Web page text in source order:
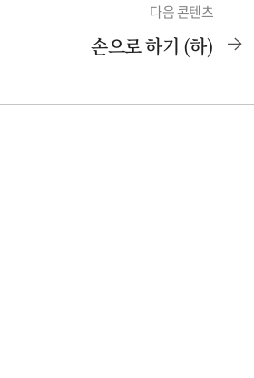
다음 콘텐츠
손으로 하기 (하)